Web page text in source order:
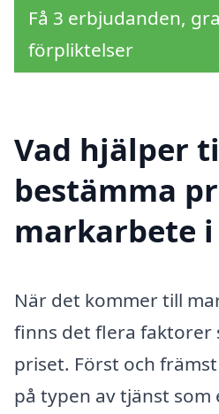
Få 3 erbjudanden,
förpliktelser
Vad hjälper
bestämma
markarbete i
När det kommer till
finns det flera faktorer
priset. Först och
på typen av tjänst som